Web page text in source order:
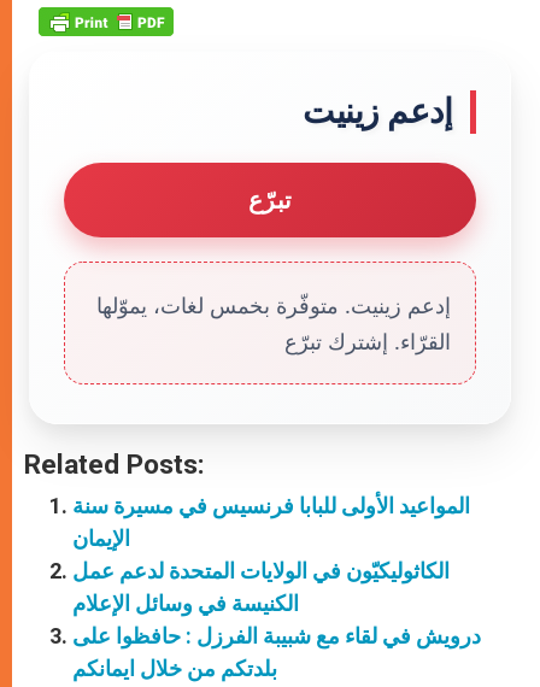
إدعم زينيت
تبرّع
إدعم زينيت. متوفّرة بخمس لغات، يموّلها
القرّاء. إشترك تبرّع
Related Posts:
المواعيد الأولى للبابا فرنسيس في مسيرة سنة
الإيمان
الكاثوليكيّون في الولايات المتحدة لدعم عمل
الكنيسة في وسائل الإعلام
درويش في لقاء مع شبيبة الفرزل : حافظوا على
بلدتكم من خلال ايمانكم